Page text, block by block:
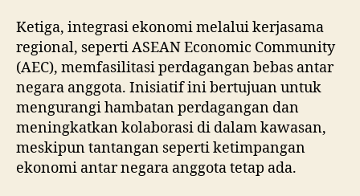
Ketiga, integrasi ekonomi melalui kerjasama
regional, seperti ASEAN Economic Community
(AEC), memfasilitasi perdagangan bebas antar
negara anggota. Inisiatif ini bertujuan untuk
mengurangi hambatan perdagangan dan
meningkatkan kolaborasi di dalam kawasan,
meskipun tantangan seperti ketimpangan
ekonomi antar negara anggota tetap ada.